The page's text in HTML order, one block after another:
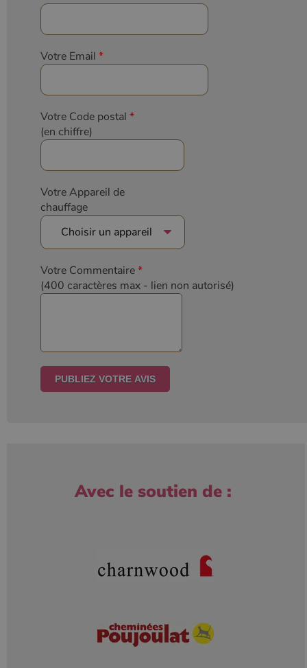
Votre Email *
Votre Code postal *
(en chiffre)
Votre Appareil de
chauffage
Votre Commentaire*
(400 caractères max - lien non autorisé)
Avec le soutien de :